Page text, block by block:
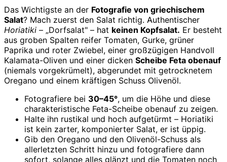
Das Wichtigste an der Fotografie von griechischem
Salat? Mach zuerst den Salat richtig. Authentischer
Horiatiki – „Dorfsalat" – hat keinen Kopfsalat. Er besteht
aus groben Spalten reifer Tomaten, Gurke, grüner
Paprika und roter Zwiebel, einer großzügigen Handvoll
Kalamata-Oliven und einer dicken Scheibe Feta obenauf
(niemals vorgekrümelt), abgerundet mit getrocknetem
Oregano und einem kräftigen Schuss Olivenöl.
Fotografiere bei 30–45°, um die Höhe und diese
charakteristische Feta-Scheibe obenauf zu zeigen.
Halte ihn rustikal und hoch aufgetürmt – Horiatiki
ist kein zarter, komponierter Salat, er ist üppig.
Gib den Oregano und den Olivenöl-Schuss als
allerletzten Schritt hinzu und fotografiere dann
sofort, solange alles glänzt und die Tomaten noch